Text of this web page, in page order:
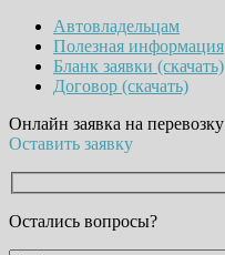
Автовладельцам
Полезная информация
Бланк заявки (скачать)
Договор (скачать)
Онлайн заявка на перевозку
Оставить заявку
Остались вопросы?